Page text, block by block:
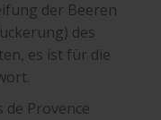
der Beeren
des
es ist für die
de Provence